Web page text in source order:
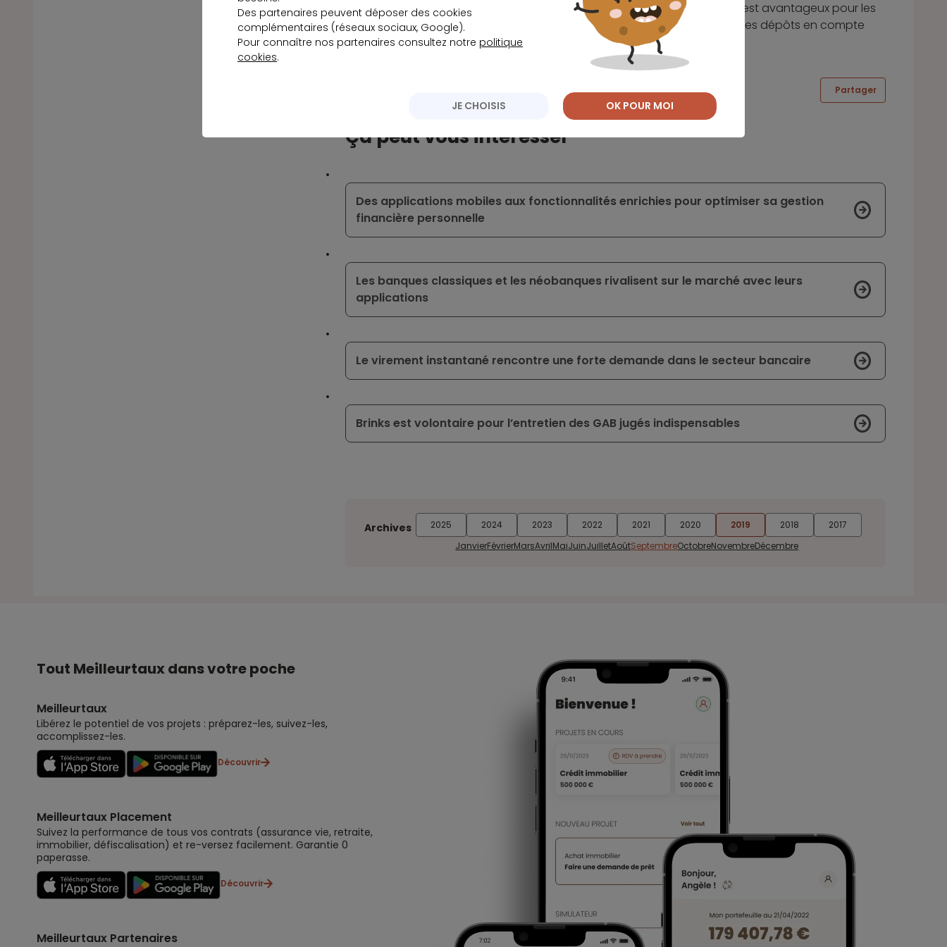
pourrait encore baisser dans les mois qui suivent. Si un taux négatif est avantageux pour les
prêts immobiliers ou les renégociations de crédit, il s’avère coûteux pour les dépôts en compte
courant.
Partager
Ça peut vous intéresser
Des applications mobiles aux fonctionnalités enrichies pour optimiser sa gestion
financière personnelle
Les banques classiques et les néobanques rivalisent sur le marché avec leurs
applications
Le virement instantané rencontre une forte demande dans le secteur bancaire
Brinks est volontaire pour l’entretien des GAB jugés indispensables
Archives 2025 2024 2023 2022 2021 2020 2019 2018
2017
JanvierFévrierMarsAvrilMaiJuinJuilletAoûtSeptembreOctobreNovembreDécembre
Tout Meilleurtaux dans votre poche
Meilleurtaux
Libérez le potentiel de vos projets : préparez-les, suivez-les,
accomplissez-les.
Découvrir
Meilleurtaux Placement
Suivez la performance de tous vos contrats (assurance vie, retraite,
immobilier, défiscalisation) et re-versez facilement. Garantie 0
paperasse.
Découvrir
Meilleurtaux Partenaires
Des partenaires peuvent déposer des cookies
complémentaires (réseaux sociaux, Google).
Pour connaître nos partenaires consultez notre politique
cookies.
JE CHOISIS OK POUR MOI